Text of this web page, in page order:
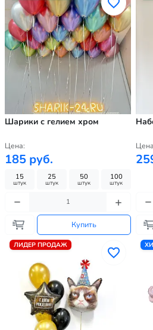
Шарики с гелием хром
Цена:
185 руб.
15
штук
25
штук
50
штук
100
штук
Купить
ЛИДЕР ПРОДАЖ